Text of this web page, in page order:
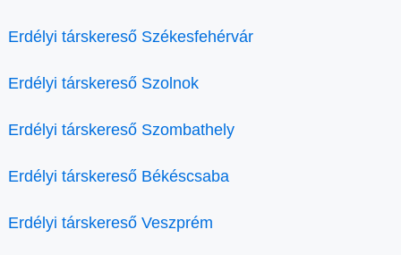
Erdélyi társkereső Székesfehérvár
Erdélyi társkereső Szolnok
Erdélyi társkereső Szombathely
Erdélyi társkereső Békéscsaba
Erdélyi társkereső Veszprém